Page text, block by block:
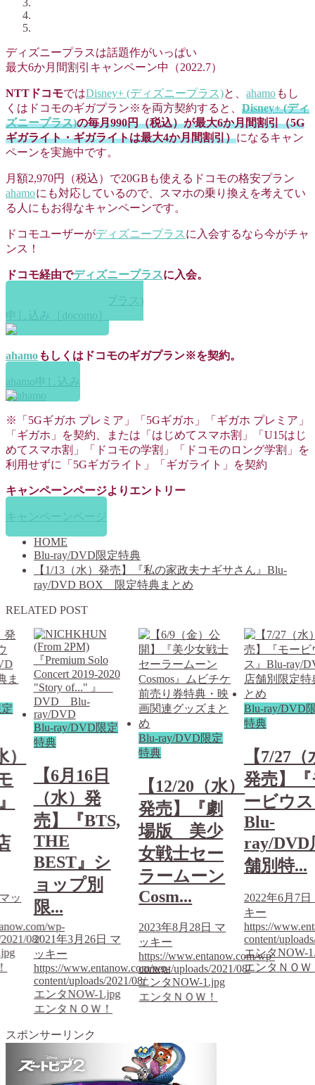
ディズニープラスは話題作がいっぱい
最大6か月間割引キャンペーン中（2022.7）
NTTドコモではDisney+ (ディズニープラス)と、 ahamo もし
くはドコモのギガプラン※を両方契約すると、 Disney+ (ディ
ズニープラス)の毎月990円（税込）が最大6か月間割引（5G
ギガライト・ギガライトは最大4か月間割引）になるキャン
ペーンを実施中です。
月額2,970円（税込）で20GBも使えるドコモの格安プラン
ahamoにも対応しているので、スマホの乗り換えを考えてい
る人にもお得なキャンペーンです。
ドコモユーザーがディズニープラス に入会するなら今がチャ
ンス！
ドコモ経由でディズニープラスに入会。
Disney+ (ディズニープラス)
申し込み［docomo］
ahamo もしくはドコモのギガプラン※を契約。
ahamo申し込み
※「5Gギガホ プレミア」「5Gギガホ」「ギガホ プレミア」
「ギガホ」を契約、または「はじめてスマホ割」「U15はじ
めてスマホ割」「ドコモの学割」「ドコモのロング学割」を
利用せずに「5Gギガライト」「ギガライト」を契約
キャンペーンページよりエントリー
キャンペーンページ
HOME
Blu-ray/DVD限定特典
【1/13（水）発売】『私の家政夫ナギサさん』Blu-
ray/DVD BOX 限定特典まとめ
RELATED POST
ッ
wp-
08/
Blu-ray/DVD限定
特典
【6月16日
（水）発
売】『BTS,
THE
BEST』シ
ョップ別
限...
2021年3月26日 マ
ッキー
https://www.entanow.com/wp-
content/uploads/2021/08/
エンタNOW-1.jpg
エンタＮＯＷ！
Blu-ray/DVD限定
特典
【12/20（水）
発売】『劇
場版 美少
女戦士セー
ラームーン
Cosm...
2023年8月28日 マ
ッキー
https://www.entanow.com/wp-
content/uploads/2021/08/
エンタNOW-1.jpg
エンタＮＯＷ！
Blu-ray/DVD
特典
【7/27
発売】
ービウ
Blu-
ray/DVD
舗別特...
2022年6月7日
キー
https://
content/
エンタNOW-
エンタＮＯＷ
スポンサーリンク